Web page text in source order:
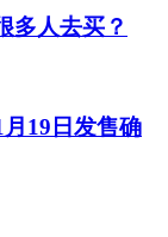
多人去买？
19日发售确